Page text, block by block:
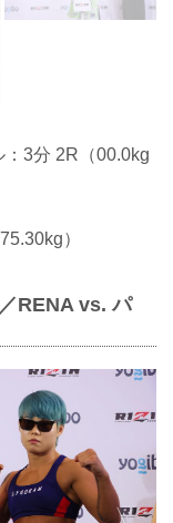
3分 2R（00.0kg
75.30kg）
RENA vs. パ